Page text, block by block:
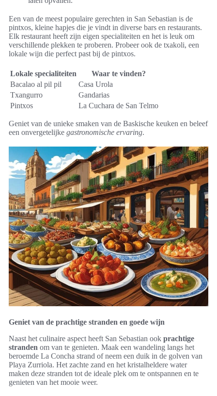
Een van de meest populaire gerechten in San Sebastian is de
pintxos, kleine hapjes die je vindt in diverse bars en restaurants.
Elk restaurant heeft zijn eigen specialiteiten en het is leuk om
verschillende plekken te proberen. Probeer ook de txakoli, een
lokale wijn die perfect past bij de pintxos.
Lokale specialiteiten
Waar te vinden?
Bacalao al pil pil
Casa Urola
Txangurro
Gandarias
Pintxos
La Cuchara de San Telmo
Geniet van de unieke smaken van de Baskische keuken en beleef
een onvergetelijke gastronomische ervaring.
Geniet van de prachtige stranden en goede wijn
Naast het culinaire aspect heeft San Sebastian ook prachtige
stranden om van te genieten. Maak een wandeling langs het
beroemde La Concha strand of neem een duik in de golven van
Playa Zurriola. Het zachte zand en het kristalheldere water
maken deze stranden tot de ideale plek om te ontspannen en te
genieten van het mooie weer.